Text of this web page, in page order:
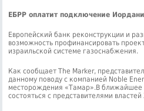
ЕБРР оплатит подключение
Европейский банк реконструкции и
возможность профинансировать
израильской системе газоснабжения.
Как сообщает The Marker,
данному поводу с компанией Noble
месторождения «Тамар».В ближайшее
состояться с представителями